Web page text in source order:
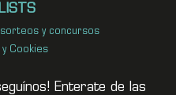
y concursos
y Cookies
Enterate de las